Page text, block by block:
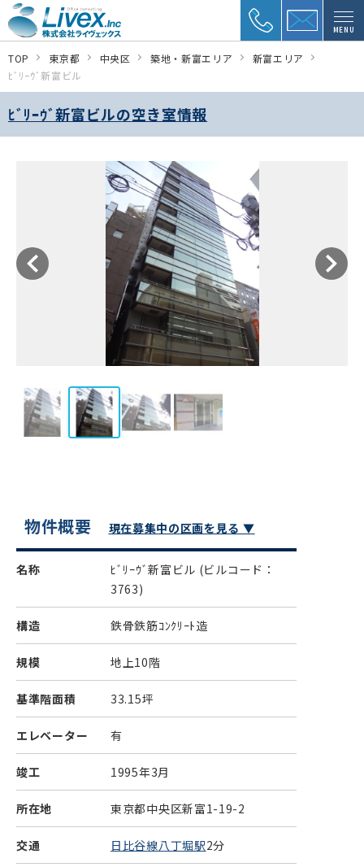
MENU
TOP 東京都 中央区 築地・新富エリア
新富エリア
ﾋﾞﾘｰｳﾞ新富ビル
ﾋﾞﾘｰｳﾞ新富ビルの空き室情報
物件概要 現在募集中の区画を見る ▼
名称 ﾋﾞﾘｰｳﾞ新富ビル (ビルコード：
3763)
構造 鉄骨鉄筋ｺﾝｸﾘｰﾄ造
規模 地上10階
基準階面積 33.15坪
エレベーター 有
竣工 1995年3月
所在地 東京都中央区新富1-19-2
交通 日比谷線八丁堀駅2分